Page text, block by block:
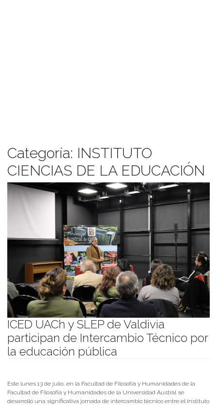
Categoría: INSTITUTO
CIENCIAS DE LA EDUCACIÓN
ICED UACh y SLEP de Valdivia
participan de Intercambio Técnico por
la educación pública
Este lunes 13 de julio, en la Facultad de Filosofía y Humanidades de la
Facultad de Filosofía y Humanidades de la Universidad Austral se
desarrolló una significativa jornada de intercambio técnico entre el Instituto